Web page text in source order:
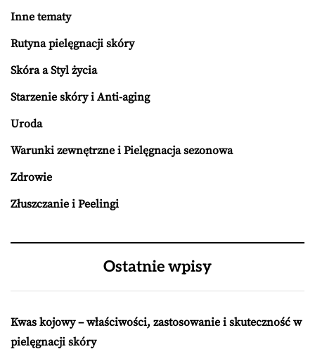
Inne tematy
Rutyna pielęgnacji skóry
Skóra a Styl życia
Starzenie skóry i Anti-aging
Uroda
Warunki zewnętrzne i Pielęgnacja sezonowa
Zdrowie
Złuszczanie i Peelingi
Ostatnie wpisy
Kwas kojowy – właściwości, zastosowanie i skuteczność w
pielęgnacji skóry